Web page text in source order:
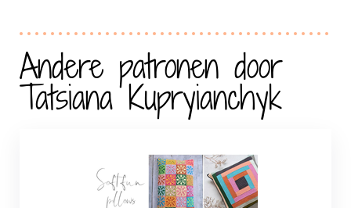
Andere patronen door
Tatsiana Kupryianchyk